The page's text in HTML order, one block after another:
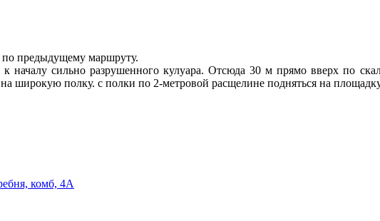
предыдущему маршруту.
началу сильно разрушенного кулуара. Отсюда 30 м прямо вверх по
на широкую полку. с полки по 2-метровой расщелине подняться на
комб, 4А